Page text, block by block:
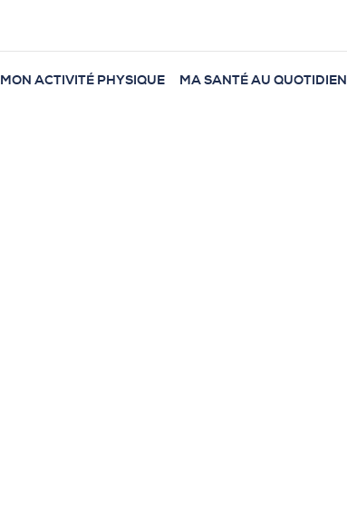
MON ACTIVITÉ PHYSIQUE MA SANTÉ AU QUOTIDIEN